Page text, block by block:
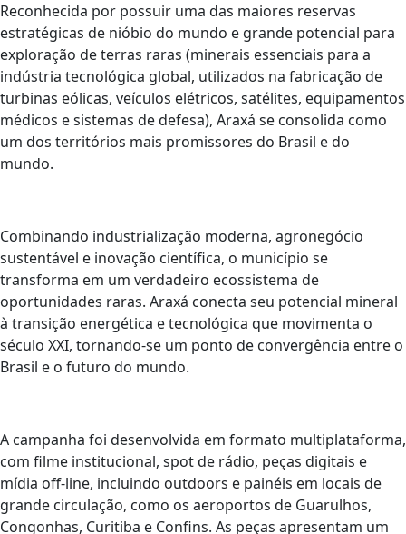
Reconhecida por possuir uma das maiores reservas
estratégicas de nióbio do mundo e grande potencial para
exploração de terras raras (minerais essenciais para a
indústria tecnológica global, utilizados na fabricação de
turbinas eólicas, veículos elétricos, satélites, equipamentos
médicos e sistemas de defesa), Araxá se consolida como
um dos territórios mais promissores do Brasil e do
mundo.
Combinando industrialização moderna, agronegócio
sustentável e inovação científica, o município se
transforma em um verdadeiro ecossistema de
oportunidades raras. Araxá conecta seu potencial mineral
à transição energética e tecnológica que movimenta o
século XXI, tornando-se um ponto de convergência entre o
Brasil e o futuro do mundo.
A campanha foi desenvolvida em formato multiplataforma,
com filme institucional, spot de rádio, peças digitais e
mídia off-line, incluindo outdoors e painéis em locais de
grande circulação, como os aeroportos de Guarulhos,
Congonhas, Curitiba e Confins. As peças apresentam um